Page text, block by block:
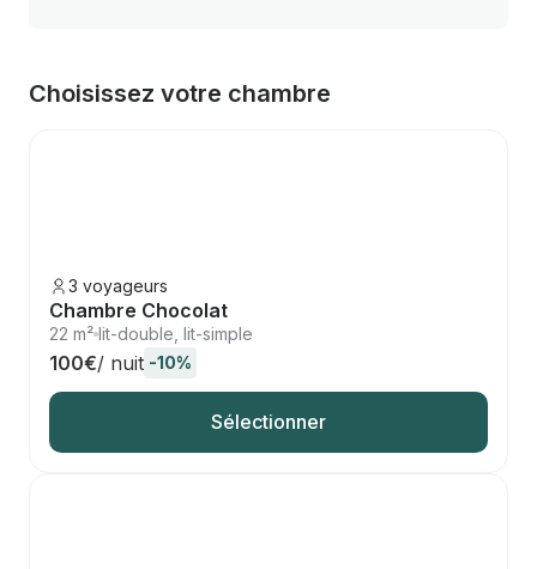
Choisissez votre chambre
3 voyageurs
Chambre Chocolat
22 m² lit-double, lit-simple
100€/ nuit -10%
Sélectionner